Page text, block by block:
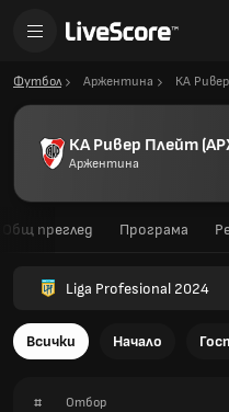
Футбол Аржентина КА
КА Ривер Плейт
Аржентина
Общ преглед Програма
Liga Profesional 2024
Всички Начало
# Отбор